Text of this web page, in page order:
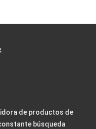
de productos de
búsqueda